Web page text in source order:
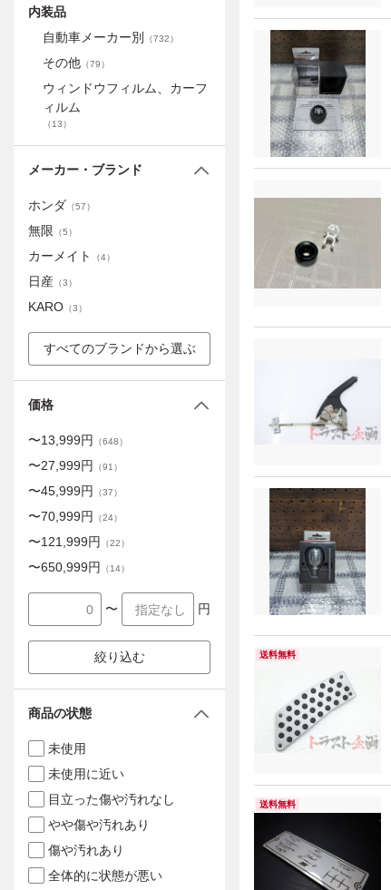
送料無料
送料無料
内装品
自動車メーカー別
（732）
その他 （79）
ウィンドウフィルム、カーフ
ィルム
（13）
メーカー・ブランド
ホンダ （57）
無限 （5）
カーメイト （4）
日産 （3）
KARO （3）
すべてのブランドから選ぶ
価格
〜13,999円 （648）
〜27,999円 （91 ）
〜45,999円 （37）
〜70,999円 （24）
〜121,999円 （22）
〜650,999円 （14）
〜 円
絞り込む
商品の状態
未使用
未使用に近い
目立った傷や汚れなし
やや傷や汚れあり
傷や汚れあり
全体的に状態が悪い